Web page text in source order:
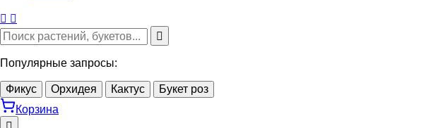
Популярные запросы:
Фикус Орхидея Кактус
Букет роз
Корзина